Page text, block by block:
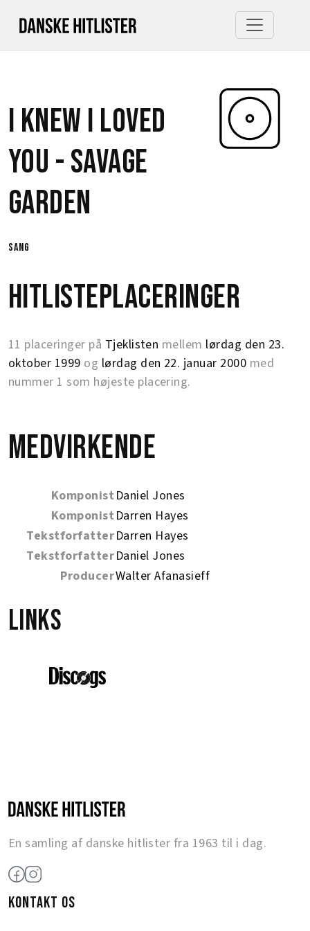
I Knew I Loved
You -Savage
Garden
sang
Hitlisteplaceringer
11 placeringer på Tjeklisten mellem lørdag den 23.
oktober 1999 og lørdag den 22. januar 2000 med
nummer 1 som højeste placering.
Medvirkende
Komponist Daniel Jones
Komponist Darren Hayes
TekstforfatterDarren Hayes
TekstforfatterDaniel Jones
ProducerWalter Afanasieff
Links
En samling af danske hitlister fra 1963 til i dag.
KONTAKT OS